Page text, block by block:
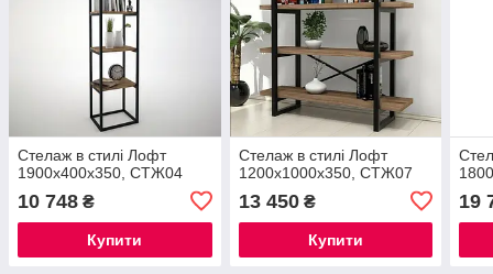
Стелаж в стилі Лофт
1900х400х350, СТЖ04
10 748 ₴
Купити
Стелаж в стилі Лофт
1200х1000х350, СТЖ07
13 450₴
Купити
19